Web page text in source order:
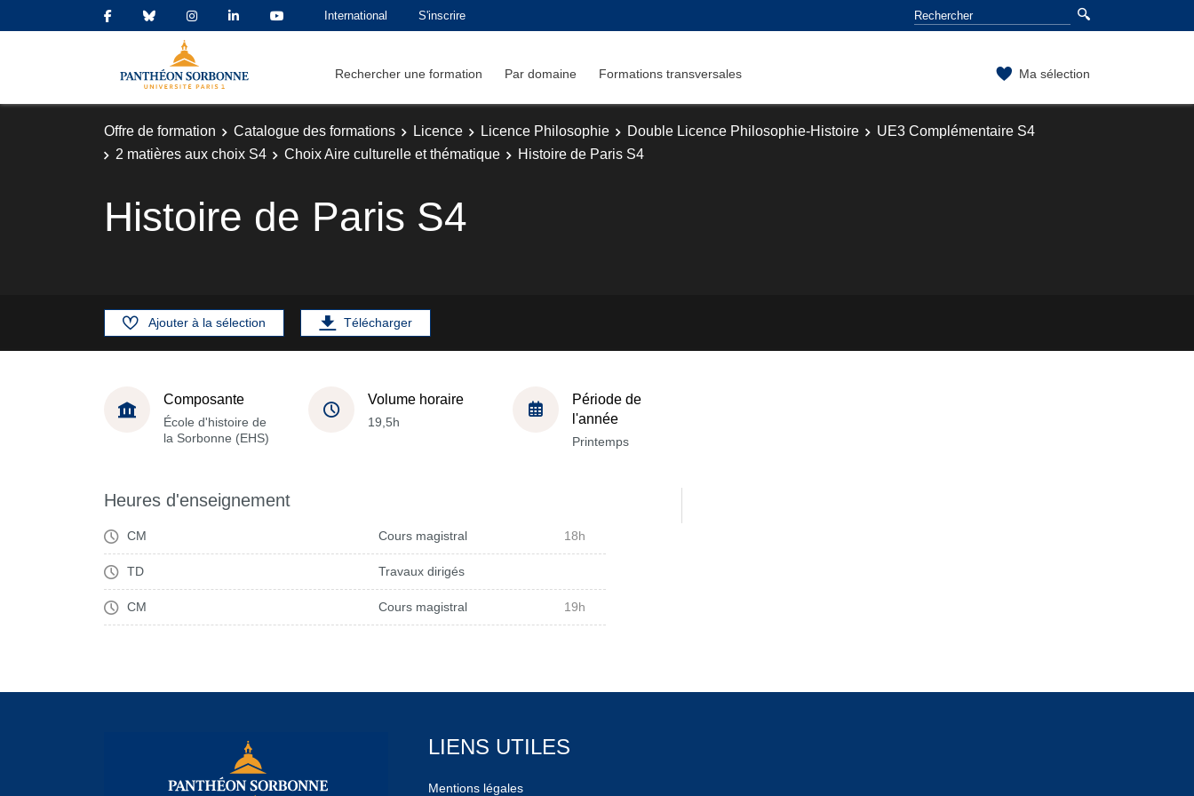
International S'inscrire
Rechercher une formation Par domaine Formations transversales Ma sélection
Offre de formation Catalogue des formations Licence Licence Philosophie Double Licence Philosophie-Histoire
UE3 Complémentaire S4
2 matières aux choix S4
Choix Aire culturelle et thématique Histoire de Paris S4
Histoire de Paris S4
Ajouter à la sélection Télécharger
Composante
École d'histoire de
la Sorbonne (EHS)
Volume horaire
19,5h
Période de
l'année
Printemps
Heures d'enseignement
CM Cours magistral 18h
TD Travaux dirigés
CM Cours magistral 19h
LIENS UTILES
Mentions légales